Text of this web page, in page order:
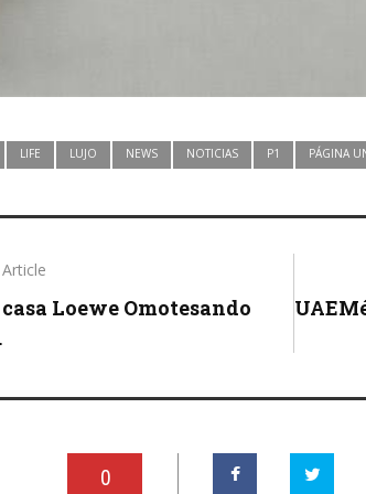
LIFE LUJO NEWS NOTICIAS P1 PÁGINA
Loewe Omotesando
0